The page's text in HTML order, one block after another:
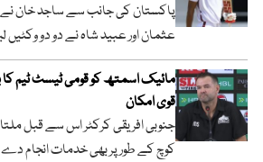
عثمان اور عبید شاہ نے دو دو وکٹیں
مائیک اسمتھ کو قومی ٹیسٹ ٹیم کا
قوی امکان
جنوبی افریقی کرکٹر اس سے قبل
کوچ کے طور پر بھی خدمات انجام